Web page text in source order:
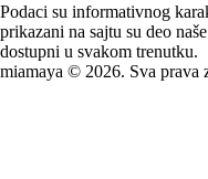
Podaci su informativnog
prikazani na sajtu su deo
dostupni u svakom trenutku.
miamaya © 2026. Sva prava